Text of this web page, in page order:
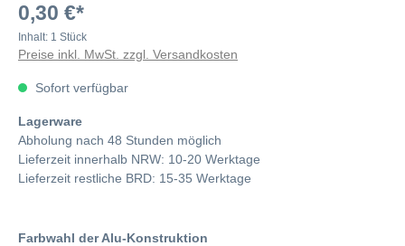
0,30 €*
Inhalt: 1 Stück
Preise inkl. MwSt. zzgl. Versandkosten
Sofort verfügbar
Lagerware
Abholung nach 48 Stunden möglich
Lieferzeit innerhalb NRW: 10-20 Werktage
Lieferzeit restliche BRD: 15-35 Werktage
Farbwahl der Alu-Konstruktion